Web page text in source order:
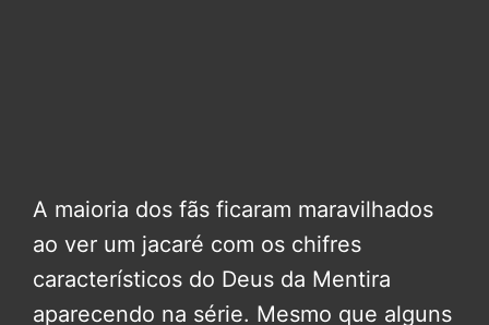
A maioria dos fãs ficaram maravilhados
ao ver um jacaré com os chifres
característicos do Deus da Mentira
aparecendo na série. Mesmo que alguns